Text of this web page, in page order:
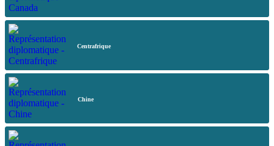
Centrafrique
Chine